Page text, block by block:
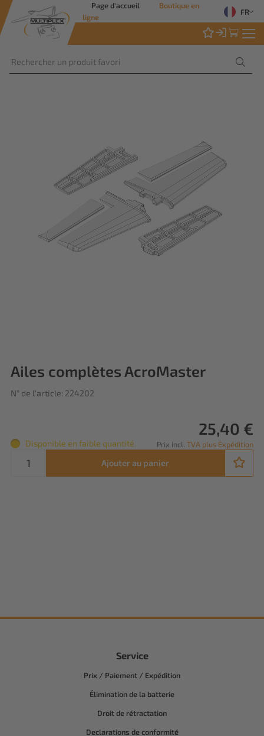
Page d'accueil
Boutique en
ligne
FR
Ailes complètes AcroMaster
N° de l'article: 224202
25,40 €
Prix incl. TVA plus Expédition
Disponible en faible quantité.
Ajouter au panier
Service
Prix / Paiement / Expédition
Élimination de la batterie
Droit de rétractation
Declarations de conformité